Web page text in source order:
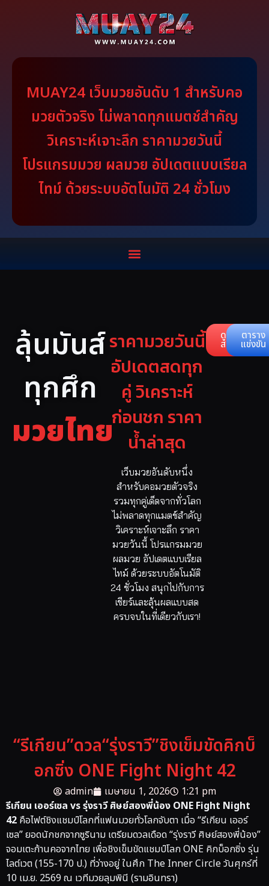
MUAY24 เว็บมวยอันดับ 1 สำหรับคอ
มวยตัวจริง ไม่พลาดทุกแมตช์สำคัญ
วิเคราะห์เจาะลึก ราคามวยวันนี้
โปรแกรมมวย ผลมวย อัปเดตแบบเรียล
ไทม์ ด้วยระบบอัตโนมัติ 24 ชั่วโมง
ลุ้นมันส์
ทุกศึก
มวยไทย
ราคามวยวันนี้
อัปเดตสดทุก
คู่ วิเคราะห์
ก่อนชก ราคา
น้ำล่าสุด
เว็บมวยอันดับหนึ่ง
สำหรับคอมวยตัวจริง
รวมทุกคู่เด็ดจากทั่วโลก
ไม่พลาดทุกแมตช์สำคัญ
วิเคราะห์เจาะลึก ราคา
มวยวันนี้ โปรแกรมมวย
ผลมวย อัปเดตแบบเรียล
ไทม์ ด้วยระบบอัตโนมัติ
24 ชั่วโมง สนุกไปกับการ
เชียร์และลุ้นผลแบบสด
ครบจบในที่เดียวกับเรา!
ดูคู่
สด
ตาราง
แข่งขัน
“รีเกียน”ดวล“รุ่งราวี”ชิงเข็มขัดคิกบ็
อกซิ่ง ONE Fight Night 42
admin เมษายน 1, 2026
1:21 pm
รีเกียน เออร์เซล vs รุ่งราวี ศิษย์สองพี่น้อง ONE Fight Night
42 คือไฟต์ชิงแชมป์โลกที่แฟนมวยทั่วโลกจับตา เมื่อ “รีเกียน เออร์
เซล” ยอดนักชกจากซูรินาม เตรียมดวลเดือด “รุ่งราวี ศิษย์สองพี่น้อง”
จอมเตะก้านคอจากไทย เพื่อชิงเข็มขัดแชมป์โลก ONE คิกบ็อกซิ่ง รุ่น
ไลต์เวต (155-170 ป.) ที่ว่างอยู่ ในศึก The Inner Circle วันศุกร์ที่
10 เม.ย. 2569 ณ เวทีมวยลุมพินี (รามอินทรา)